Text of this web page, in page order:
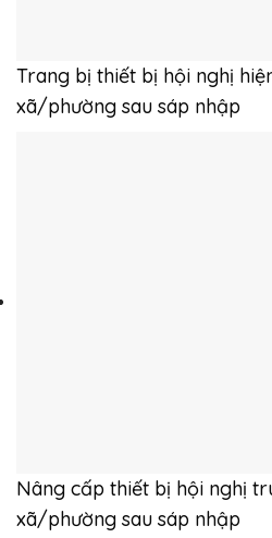
Trang bị thiết bị hội nghị
xã/phường sau sáp nhập
Nâng cấp thiết bị hội nghị
xã/phường sau sáp nhập